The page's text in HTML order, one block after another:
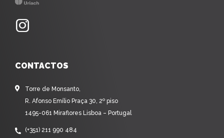
CONTACTOS
Torre de Monsanto,
R. Afonso Emílio Praça 30, 2º piso
1495-061 Miraflores Lisboa – Portugal
(+351) 211 990 484